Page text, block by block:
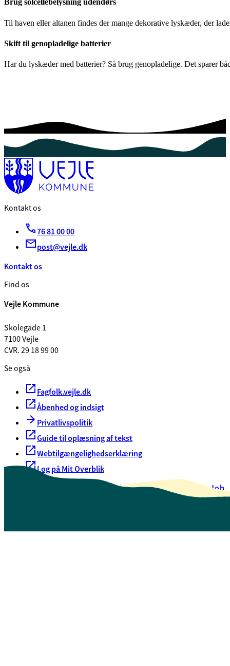
Brug solcellebelysning udendørs
Til haven eller altanen findes der mange dekorative lyskæder, der
Skift til genopladelige batterier
Har du lyskæder med batterier? Så brug genopladelige. Det sparer
Kontakt os
76 81 00 00
post@vejle.dk
Kontakt os
Find os
Vejle Kommune
Skolegade 1
7100 Vejle
CVR. 29 18 99 00
Se også
Fagfolk.vejle.dk
Åbenhed og indsigt
Privatlivspolitik
Guide til oplæsning af tekst
Webtilgængelighedserklæring
Log på Mit Overblik
Oversigt over selvbetjeningJob